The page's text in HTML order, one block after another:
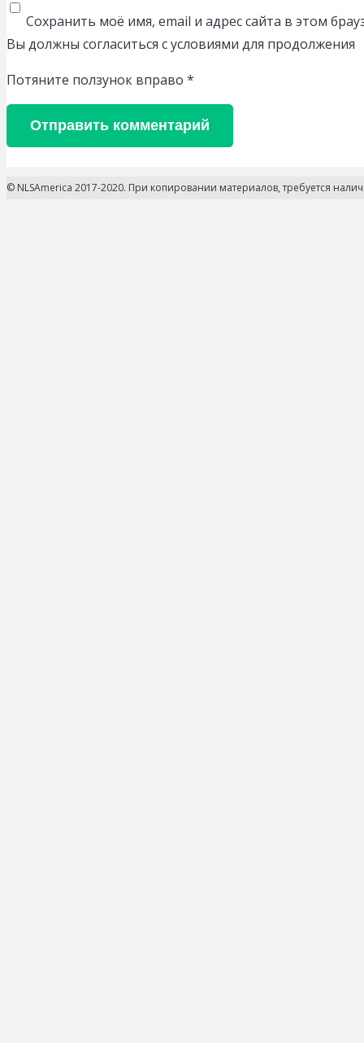
Сохранить моё имя, email и адрес сайта в этом
Вы должны согласиться с условиями для продолжения
Потяните ползунок вправо *
Отправить комментарий
© NLSAmerica 2017-2020. При копировании материалов, требуется